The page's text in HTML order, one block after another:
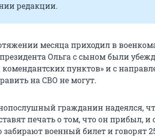
редакции.
месяца приходил в
Ольга с сыном были
пунктов» и с
на СВО не могут.
гражданин надеялся,
печать о том, что он прибыл, и
забирают военный билет и говорят